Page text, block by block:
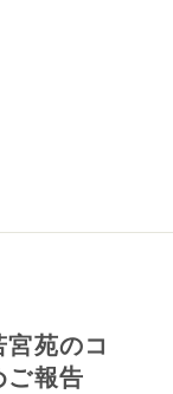
宮苑のコ
ご報告